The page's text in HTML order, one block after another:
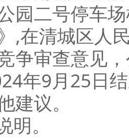
园二号停车
,在清城区人
争审查意见
年9月25日
建议。
。